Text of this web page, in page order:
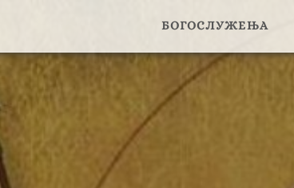
БОГОСЛУЖЕЊА